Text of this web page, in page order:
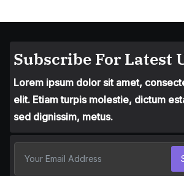
Subscribe For Latest
Lorem ipsum dolor sit amet,
elit. Etiam turpis molestie, dictum
sed dignissim, metus.